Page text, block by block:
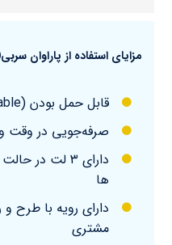
مزایای استفاده از پاراوان
قابل حمل بودن (Portable)
صرفه‌جویی در وقت
دارای ۳ لت
ها
دارای رویه با طرح
مشتری